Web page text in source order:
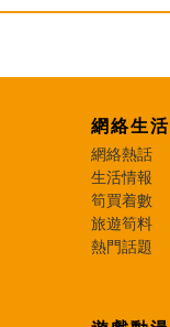
網絡生活
網絡熱話
生活情報
筍買着數
旅遊筍料
熱門話題